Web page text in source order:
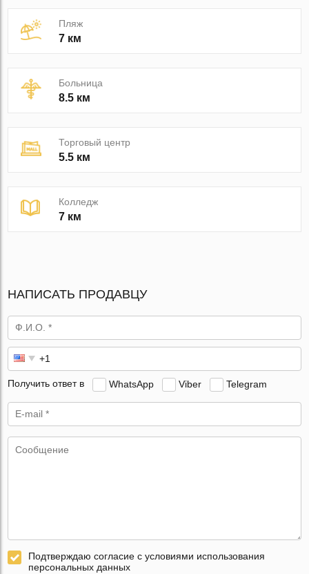
Пляж
7 км
Больница
8.5 км
Торговый центр
5.5 км
Колледж
7 км
НАПИСАТЬ ПРОДАВЦУ
Получить ответ в WhatsApp Viber Telegram
Подтверждаю согласие с условиями использования
персональных данных